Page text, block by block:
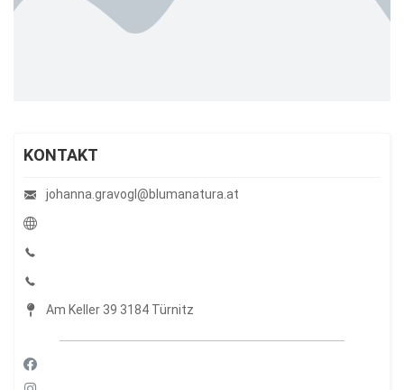
KONTAKT
johanna.gravogl@blumanatura.at
Am Keller 39 3184 Türnitz